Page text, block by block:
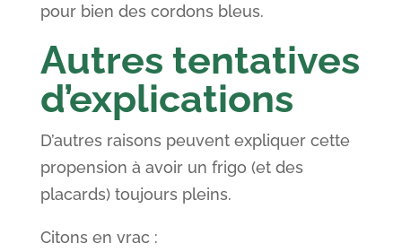
pour bien des cordons bleus.
Autres tentatives
d’explications
D’autres raisons peuvent expliquer cette
propension à avoir un frigo (et des
placards) toujours pleins.
Citons en vrac :